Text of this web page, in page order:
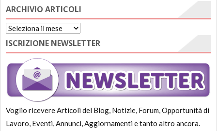
ARCHIVIO ARTICOLI
Archivio
Articoli
ISCRIZIONE NEWSLETTER
Voglio ricevere Articoli del Blog, Notizie, Forum, Opportunità di
Lavoro, Eventi, Annunci, Aggiornamenti e tanto altro ancora.